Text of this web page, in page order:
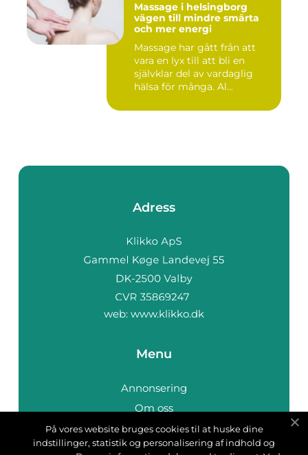
Massage i helsingborg
vägen till mindre smärta
och mer energi
Massage har gått från att
vara en lyx till att bli en
självklar del av vardaglig
hälsa för många. Al...
Adress
web: www.klikko.dk
Menu
Annonsering
Om oss
Cookies
Kontakta oss
På vores website bruges cookies til at huske dine
indstillinger, statistik og personalisering af indhold og